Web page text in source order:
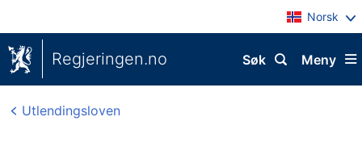
Norsk
Regjeringen.no Meny
Søk
Utlendingsloven